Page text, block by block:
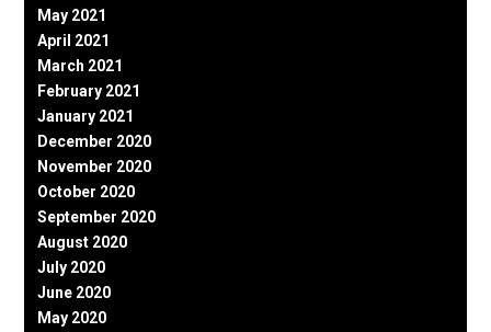
May 2021
April 2021
March 2021
February 2021
January 2021
December 2020
November 2020
October 2020
September 2020
August 2020
July 2020
June 2020
May 2020